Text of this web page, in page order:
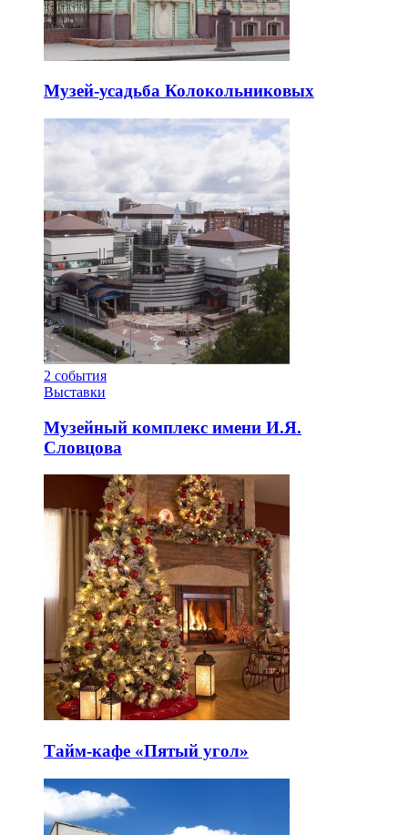
Музей-усадьба Колокольниковых
2 события
Выставки
Музейный комплекс имени И.Я.
Словцова
Тайм-кафе «Пятый угол»